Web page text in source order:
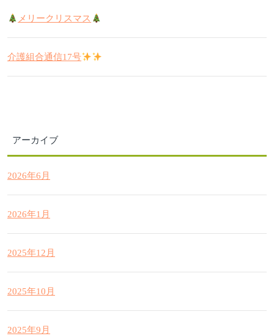
メリークリスマス
介護組合通信17号
アーカイブ
2026年6月
2026年1月
2025年12月
2025年10月
2025年9月